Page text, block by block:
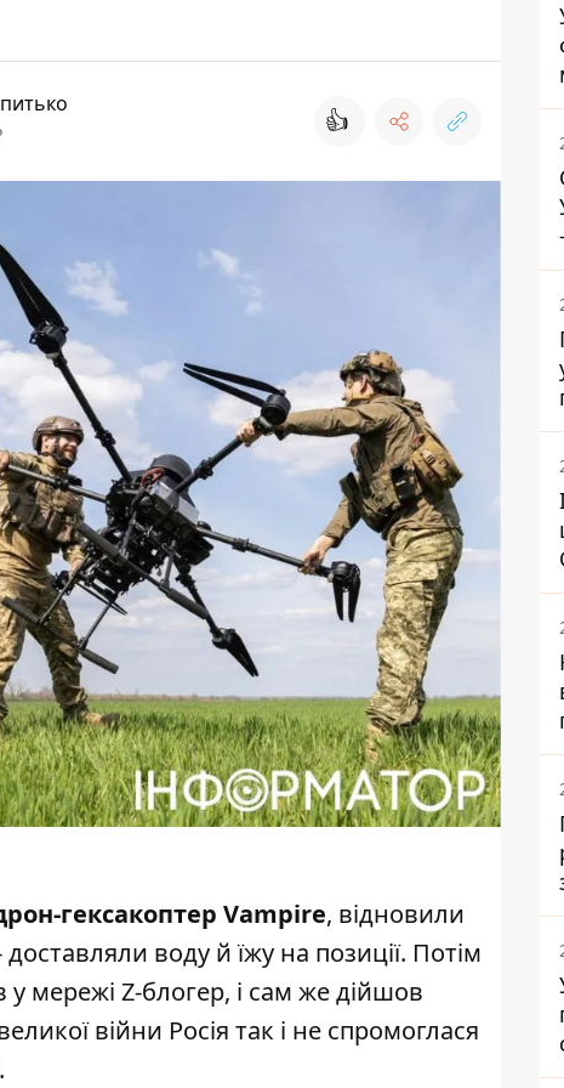
👍
гексакоптер Vampire, відновили
воду й їжу на позиції. Потім
мережі Z-блогер, і сам же дійшов
війни Росія так і не спромоглася